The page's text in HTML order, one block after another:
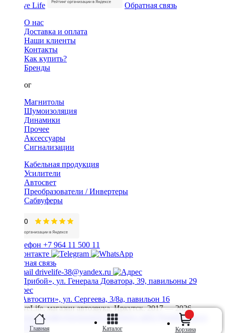
Главная Каталог Корзина
Обратная связь
О нас
Доставка и оплата
Наши клиенты
Контакты
Как купить?
Бренды
Каталог
Магнитолы
Шумоизоляция
Динамики
Прочее
Аксессуары
Сигнализации
Кабельная продукция
Усилители
Автосвет
Преобразователи / Инвертеры
Сабвуферы
+7 964 11 500 11
Обратная связь
drivelife-38@yandex.ru
ТЦ «Прибой», ул. Генерала Доватора, 39, павильоны 29
ТЦ «Автосити», ул. Сергеева, 3/8а, павильон 16
© DriveLife, магазин автозвука, Иркутск. 2017 — 2026
Политика конфиденциальности Карта сайта
Разработано в
Prime Group